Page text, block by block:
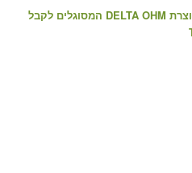
סדרת מדי טמפרטורה ניידים תוצרת DELTA OHM המסוגלים לקבל